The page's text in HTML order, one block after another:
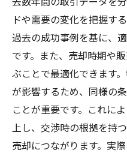
ドや需要の変化を把握す
過去の成功事例を基に、
です。また、売却時期や
ぶことで最適化できます
が影響するため、同様の
ことが重要です。これに
上し、交渉時の根拠を持
売却につながります。実